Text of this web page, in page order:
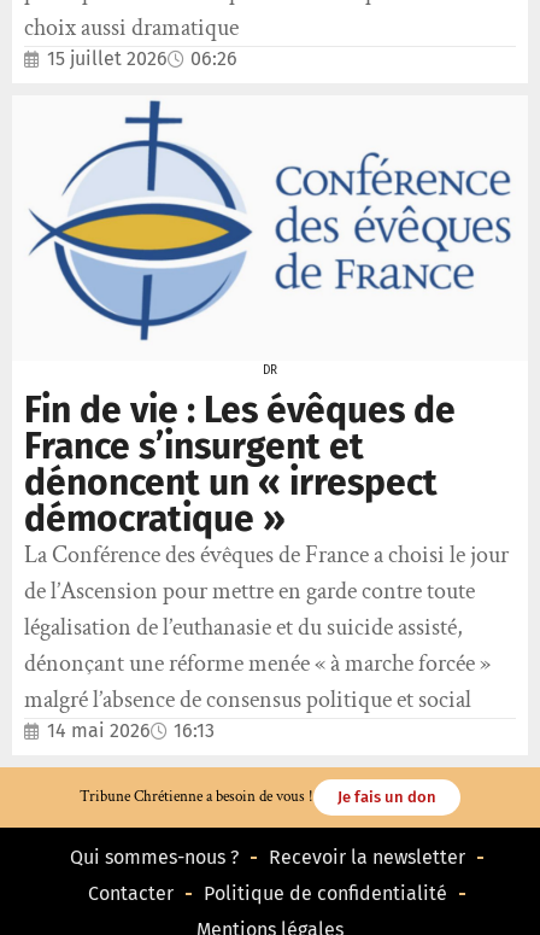
choix aussi dramatique
15 juillet 2026 06:26
DR
Fin de vie : Les évêques de
France s’insurgent et
dénoncent un « irrespect
démocratique »
La Conférence des évêques de France a choisi le jour
de l’Ascension pour mettre en garde contre toute
légalisation de l’euthanasie et du suicide assisté,
dénonçant une réforme menée « à marche forcée »
malgré l’absence de consensus politique et social
14 mai 2026 16:13
Tribune Chrétienne a besoin de vous ! Je fais un don
Qui sommes-nous ?
Recevoir la newsletter
Contacter
Politique de confidentialité
Mentions légales